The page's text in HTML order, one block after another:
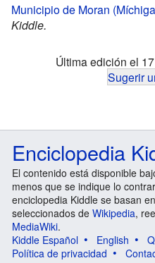
Municipio de Moran
Kiddle.
Última edición el
Sugerir
Enciclopedia
El contenido está disponible
menos que se indique lo
enciclopedia Kiddle se basan
seleccionados de Wikipedia,
MediaWiki.
Kiddle Español
English
Política de privacidad